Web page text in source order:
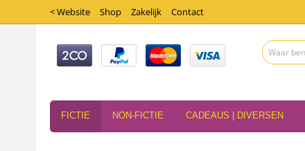
< Website Shop Zakelijk Contact
FICTIE NON-FICTIE CADEAUS | DIVERSEN